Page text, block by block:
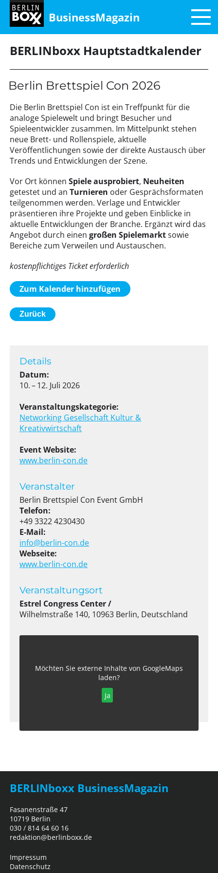
BusinessMagazin
BERLINboxx Hauptstadtkalender
Details
Datum:
10. – 12. Juli 2026
Veranstaltungskategorie:
Networking Gesellschaft Kultur &
Kreativwirtschaft
Event Website:
www.berlin-con.de
Veranstalter
Berlin Brettspiel Con Event GmbH
Telefon:
+49 3322 4230430
E-Mail:
info@berlin-con.de
Webseite:
www.berlin-con.de
Veranstaltungsort
Estrel Congress Center /
Wilhelmstraße 140, 10963 Berlin, Deutschland
Möchten Sie externe Inhalte von GoogleMaps
laden?
Ja
Berlin Brettspiel Con 2026
Die Berlin Brettspiel Con ist ein Treffpunkt für die
analoge Spielewelt und bringt Besucher und
Spieleentwickler zusammen. Im Mittelpunkt stehen
neue Brett- und Rollenspiele, aktuelle
Veröffentlichungen sowie der direkte Austausch über
Trends und Entwicklungen der Szene.
Vor Ort können Spiele ausprobiert, Neuheiten
getestet und an Turnieren oder Gesprächsformaten
teilgenommen werden. Verlage und Entwickler
präsentieren ihre Projekte und geben Einblicke in
aktuelle Entwicklungen der Branche. Ergänzt wird das
Angebot durch einen großen Spielemarktsowie
Bereiche zum Verweilen und Austauschen.
kostenpflichtiges Ticket erforderlich
Zum Kalender hinzufügen
Zurück
BERLINboxx BusinessMagazin
Fasanenstraße 47
10719 Berlin
030 / 814 64 60 16
redaktion@berlinboxx.de
Impressum
Datenschutz